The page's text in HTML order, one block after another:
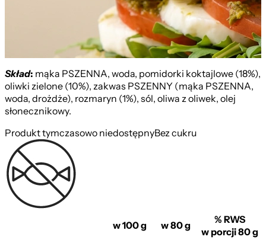
Skład: mąka PSZENNA, woda, pomidorki koktajlowe (18%),
oliwki zielone (10%), zakwas PSZENNY (mąka PSZENNA,
woda, drożdże), rozmaryn (1%), sól, oliwa z oliwek, olej
słonecznikowy.
Produkt tymczasowo niedostępnyBez cukru
w 100 g w 80 g
% RWS
w porcji 80 g